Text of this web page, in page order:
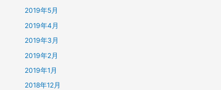
2019年5月
2019年4月
2019年3月
2019年2月
2019年1月
2018年12月